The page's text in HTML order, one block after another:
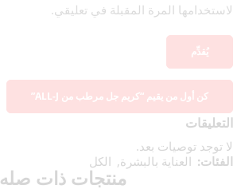
لاستخدامها المرة المقبلة في تعليقي.
كن أول من يقيم “كريم جل مرطب من ALL-J”
التعليقات
لا توجد توصيات بعد.
الفئات: العناية بالبشرة, الكل
منتجات ذات صله